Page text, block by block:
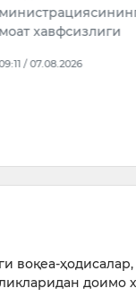
йўл-
воқеа-
доимо